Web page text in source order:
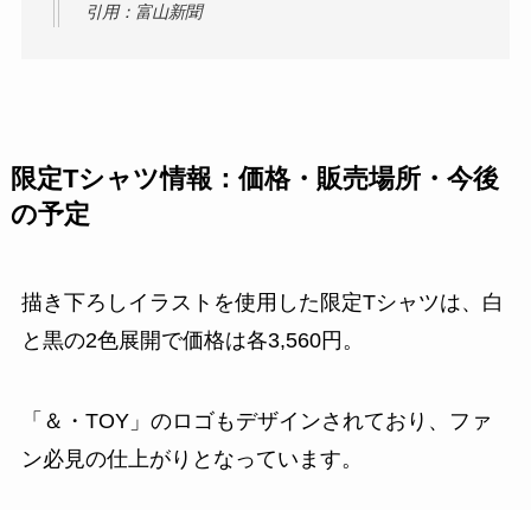
引用：富山新聞
限定Tシャツ情報：価格・販売場所・今後
の予定
描き下ろしイラストを使用した限定Tシャツは、白
と黒の2色展開で価格は各3,560円。
「＆・TOY」のロゴもデザインされており、ファ
ン必見の仕上がりとなっています。